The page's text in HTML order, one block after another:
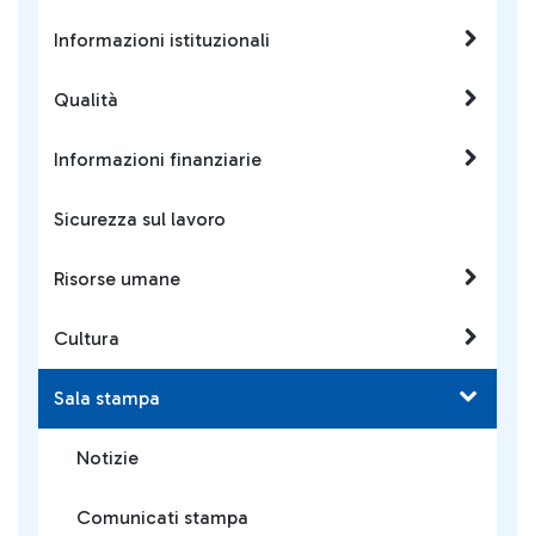
Informazioni istituzionali
Qualità
Informazioni finanziarie
Sicurezza sul lavoro
Risorse umane
Cultura
Sala stampa
Notizie
Comunicati stampa